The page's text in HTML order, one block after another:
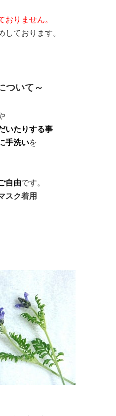
りません。
しております。
ついて～
いたりする事
手洗いを
自由です。
スク着用